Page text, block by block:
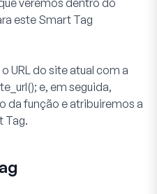
este Smart Tag
URL do site atual com a
e, em seguida,
da função e atribuiremos a
Tag.